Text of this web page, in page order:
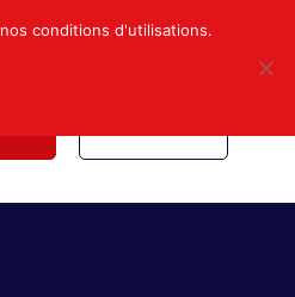
Mon compte Nous contacter
conditions d'utilisations.